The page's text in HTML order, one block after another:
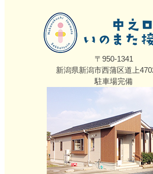
〒950-1341
新潟県新潟市西蒲区道上
駐車場完備